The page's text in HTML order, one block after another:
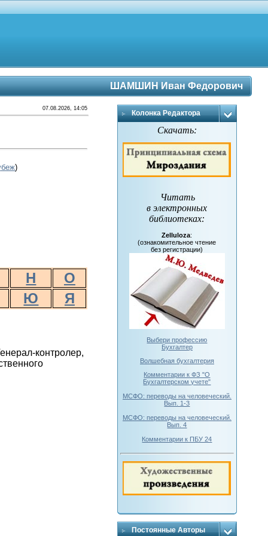
ШАМШИН Иван Федорович
07.08.2026, 14:05
)
Н
О
Ю Я
контролер,
Колонка Редактора
Скачать:
Читать
в электронных
библиотеках:
Zelluloza:
(ознакомительное чтение
без регистрации)
Выбери профессию
Бухгалтер
Волшебная бухгалтерия
Комментарии к ФЗ "О
Бухгалтерском учете"
МСФО: переводы на человеческий.
Вып. 1-3
МСФО: переводы на человеческий.
Вып. 4
Комментарии к ПБУ 24
Постоянные Авторы